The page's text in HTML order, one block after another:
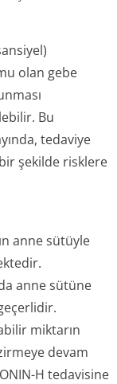
olan gebe
Bu
tedaviye
şekilde risklere
anne sütüyle
anne sütüne
miktarın
devam
H tedavisine